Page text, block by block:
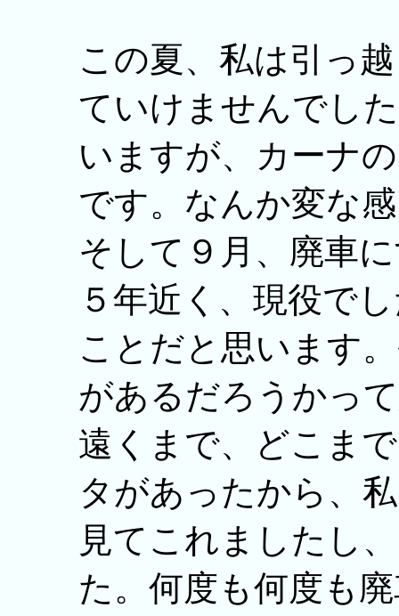
この夏、私は引っ
ていけませんでし
いますが、カーナ
です。なんか変な
そして９月、廃車
５年近く、現役で
ことだと思います
があるだろうかっ
遠くまで、どこま
タがあったから、
見てこれましたし
た。何度も何度も